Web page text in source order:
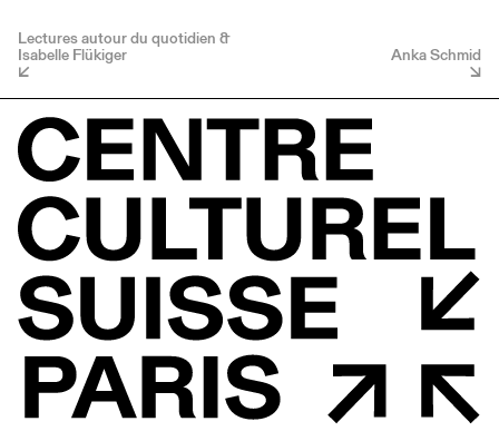
Lectures autour du quotidien &
Isabelle Flükiger Anka Schmid